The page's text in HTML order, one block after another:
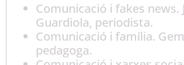
Comunicació i fakes news.
Guardiola, periodista.
Comunicació i família.
pedagoga.